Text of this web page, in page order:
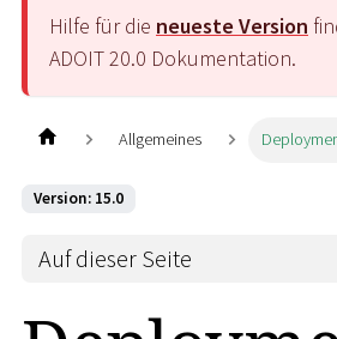
Hilfe für die neueste Version
ADOIT20.0 Dokumentation.
Allgemeines
Version: 15.0
Auf dieser Seite